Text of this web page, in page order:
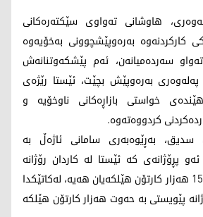
هاوشانی ته‌واوی سێكته‌ره‌كانی
كاركردنه‌وه‌ به‌ره‌وپێشچوونی به‌خۆیه‌وه‌
ته‌واو سه‌رده‌میانه‌ن، ئه‌م پێشكه‌وتنانه‌ش
به‌ره‌وپێش بچێت، ئێستا رێژه‌ی
خواستی بازاڕه‌كانی ناوخۆیه‌ و
كردووەتەوە.
بەڕێوەبەری سامانی ئاژەڵ بە
گوت: ئەو پڕۆژانەی کە ئێستا لە کاردان رۆژانە
توانای بەرهەمهێنانی 15 هەزار کارتۆن هێلکەیان هەیە، لەکاتێکدا
پێویستی بە حەوت هەزار کارتۆن هێلکە